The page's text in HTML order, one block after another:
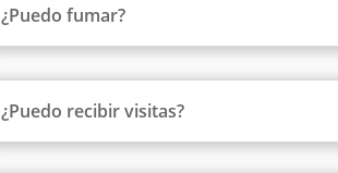
¿Puedo fumar?
¿Puedo recibir visitas?